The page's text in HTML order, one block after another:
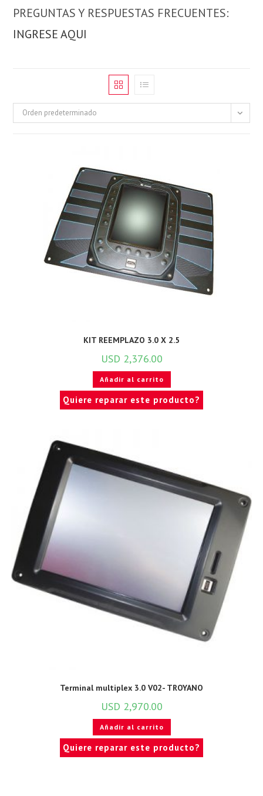
PREGUNTAS Y RESPUESTAS FRECUENTES:
INGRESE AQUI
Orden predeterminado
KIT REEMPLAZO 3.0 X 2.5
USD 2,376.00
Añadir al carrito
Quiere reparar este producto?
Terminal multiplex 3.0 V02- TROYANO
USD 2,970.00
Añadir al carrito
Quiere reparar este producto?